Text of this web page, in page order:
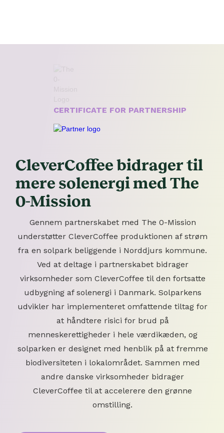
CERTIFICATE FOR PARTNERSHIP
CleverCoffee bidrager til
mere solenergi med The
0-Mission
Gennem partnerskabet med The 0-Mission
understøtter CleverCoffee produktionen af strøm
fra en solpark beliggende i Norddjurs kommune.
Ved at deltage i partnerskabet bidrager
virksomheder som CleverCoffee til den fortsatte
udbygning af solenergi i Danmark. Solparkens
udvikler har implementeret omfattende tiltag for
at håndtere risici for brud på
menneskerettigheder i hele værdikæden, og
solparken er designet med henblik på at fremme
biodiversiteten i lokalområdet. Sammen med
andre danske virksomheder bidrager
CleverCoffee til at accelerere den grønne
omstilling.